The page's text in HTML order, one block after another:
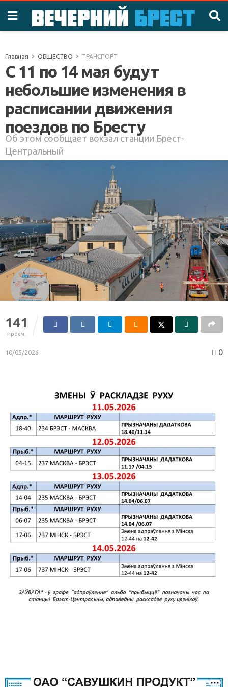
Главная ОБЩЕСТВО ТРАНСПОРТ
С 11 по 14 мая будут
небольшие изменения в
расписании движения
поездов по Бресту
Об этом сообщает вокзал станции Брест-
Центральный
141
просм.
10/05/2026 0